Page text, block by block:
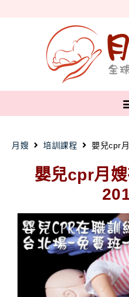
月嫂 培訓課程 嬰兒cpr
嬰兒cpr月